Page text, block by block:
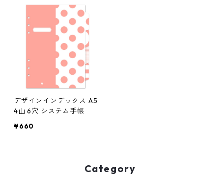
デザインインデックス A5
4山 6穴 システム手帳
¥660
Category